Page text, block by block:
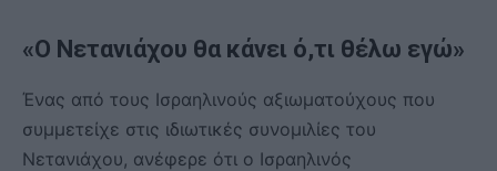
«Ο Νετανιάχου θα κάνει ό,τι θέλω εγώ»
Ένας από τους Ισραηλινούς αξιωματούχους που
συμμετείχε στις ιδιωτικές συνομιλίες του
Νετανιάχου, ανέφερε ότι ο Ισραηλινός